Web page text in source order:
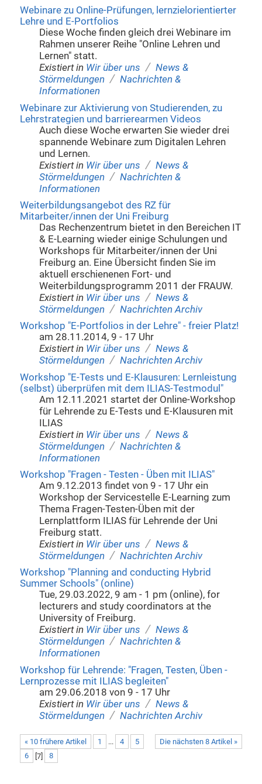
Webinare zu Online-Prüfungen, lernzielorientierter
Lehre und E-Portfolios
Diese Woche finden gleich drei Webinare im
Rahmen unserer Reihe "Online Lehren und
Lernen" statt.
Existiert in Wir über uns / News &
Störmeldungen / Nachrichten &
Informationen
Webinare zur Aktivierung von Studierenden, zu
Lehrstrategien und barrierearmen Videos
Auch diese Woche erwarten Sie wieder drei
spannende Webinare zum Digitalen Lehren
und Lernen.
Existiert in Wir über uns / News &
Störmeldungen / Nachrichten &
Informationen
Weiterbildungsangebot des RZ für
Mitarbeiter/innen der Uni Freiburg
Das Rechenzentrum bietet in den Bereichen IT
& E-Learning wieder einige Schulungen und
Workshops für Mitarbeiter/innen der Uni
Freiburg an. Eine Übersicht finden Sie im
aktuell erschienenen Fort- und
Weiterbildungsprogramm 2011 der FRAUW.
Existiert in Wir über uns / News &
Störmeldungen / Nachrichten Archiv
Workshop "E-Portfolios in der Lehre" - freier Platz!
am 28.11.2014, 9 - 17 Uhr
Existiert in Wir über uns / News &
Störmeldungen / Nachrichten Archiv
Workshop "E-Tests und E-Klausuren: Lernleistung
(selbst) überprüfen mit dem ILIAS-Testmodul"
Am 12.11.2021 startet der Online-Workshop
für Lehrende zu E-Tests und E-Klausuren mit
ILIAS
Existiert in Wir über uns / News &
Störmeldungen / Nachrichten &
Informationen
Workshop "Fragen - Testen - Üben mit ILIAS"
Am 9.12.2013 findet von 9 - 17 Uhr ein
Workshop der Servicestelle E-Learning zum
Thema Fragen-Testen-Üben mit der
Lernplattform ILIAS für Lehrende der Uni
Freiburg statt.
Existiert in Wir über uns / News &
Störmeldungen / Nachrichten Archiv
Workshop "Planning and conducting Hybrid
Summer Schools" (online)
Tue, 29.03.2022, 9 am - 1 pm (online), for
lecturers and study coordinators at the
University of Freiburg.
Existiert in Wir über uns / News &
Störmeldungen / Nachrichten &
Informationen
Workshop für Lehrende: "Fragen, Testen, Üben -
Lernprozesse mit ILIAS begleiten"
am 29.06.2018 von 9 - 17 Uhr
Existiert in Wir über uns / News &
Störmeldungen / Nachrichten Archiv
« 10 frühere Artikel Die nächsten 8 Artikel »
1 ... 4
5
6
[7] 8